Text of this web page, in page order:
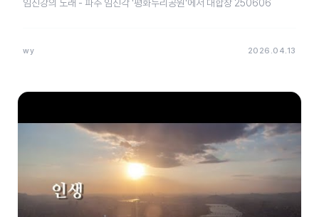
임진강의 노래 - 파주 임진각 '평화누리공원'에서 대합창 250606
wy 2026.04.13